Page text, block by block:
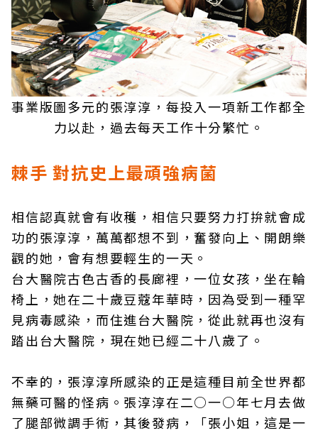
事業版圖多元的張淳淳，每投入一項新工作都全
力以赴，過去每天工作十分繁忙。
棘手 對抗史上最頑強病菌
相信認真就會有收穫，相信只要努力打拚就會成
功的張淳淳，萬萬都想不到，奮發向上、開朗樂
觀的她，會有想要輕生的一天。
台大醫院古色古香的長廊裡，一位女孩，坐在輪
椅上，她在二十歲豆蔻年華時，因為受到一種罕
見病毒感染，而住進台大醫院，從此就再也沒有
踏出台大醫院，現在她已經二十八歲了。
不幸的，張淳淳所感染的正是這種目前全世界都
無藥可醫的怪病。張淳淳在二○一○年七月去做
了腿部微調手術，其後發病，「張小姐，這是一